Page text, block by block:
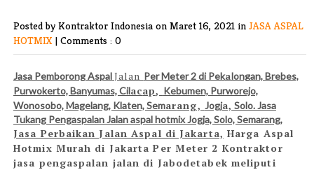
Posted by Kontraktor Indonesia on Maret 16, 2021 in JASA ASPAL
HOTMIX | Comments : 0
Jasa Pemborong AspalJalan Per Meter 2 di Pekalongan, Brebes,
Purwokerto, Banyumas,Cilacap, Kebumen, Purworejo,
Wonosobo, Magelang, Klaten,Semarang, Jogja, Solo. Jasa
Tukang Pengaspalan Jalan aspal hotmix Jogja, Solo, Semarang,
Jasa Perbaikan Jalan Aspal di Jakarta, Harga Aspal
Hotmix Murah di Jakarta Per Meter 2 Kontraktor
jasa pengaspalan jalan di Jabodetabek meliputi